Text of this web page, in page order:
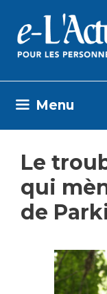
content
Menu
Le
qui
de